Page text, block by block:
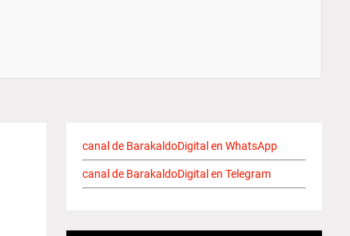
canal de BarakaldoDigital en WhatsApp
canal de BarakaldoDigital en Telegram